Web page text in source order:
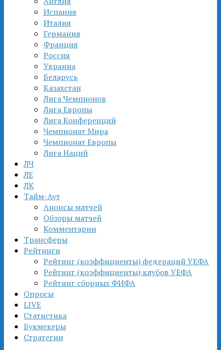
Испания
Италия
Германия
Франция
Россия
Украина
Беларусь
Казахстан
Лига Чемпионов
Лига Европы
Лига Конференций
Чемпионат Мира
Чемпионат Европы
Лига Наций
ЛЧ
ЛЕ
ЛК
Тайм-Аут
Анонсы матчей
Обзоры матчей
Комментарии
Трансферы
Рейтинги
Рейтинг (коэффициенты) федераций УЕФА
Рейтинг (коэффициенты) клубов УЕФА
Рейтинг сборных ФИФА
Опросы
LIVE
Статистика
Букмекеры
Стратегии